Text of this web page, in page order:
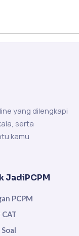
yang dilengkapi
serta
kamu
JadiPCPM
PCPM